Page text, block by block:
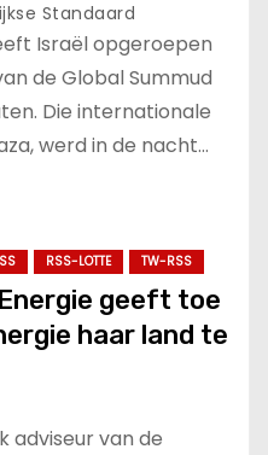
Standaard
Israël opgeroepen
de Global Summud
Die internationale
werd in de nacht…
RSS-LOTTE TW-RSS
geeft toe
haar land te
adviseur van de